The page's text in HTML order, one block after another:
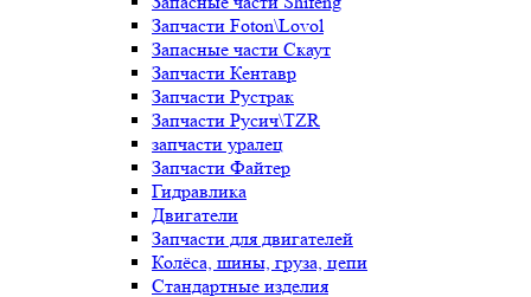
Запчасти Foton\Lovol
Запасные части Скаут
Запчасти Кентавр
Запчасти Рустрак
Запчасти Русич\TZR
запчасти уралец
Запчасти Файтер
Гидравлика
Двигатели
Запчасти для двигателей
Колёса, шины, груза, цепи
Стандартные изделия